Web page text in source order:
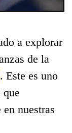
a explorar
de la
. Este es uno
que
nuestras